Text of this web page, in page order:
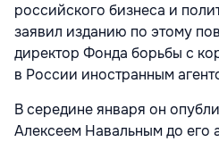
российского бизнеса и
заявил изданию по этому
директор Фонда борьбы с
в России иностранным
В середине января он
Алексеем Навальным до его